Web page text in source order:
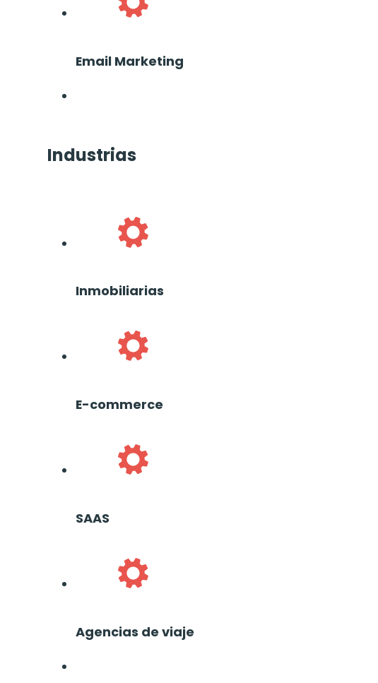
Email Marketing
Industrias
Inmobiliarias
E-commerce
SAAS
Agencias de viaje